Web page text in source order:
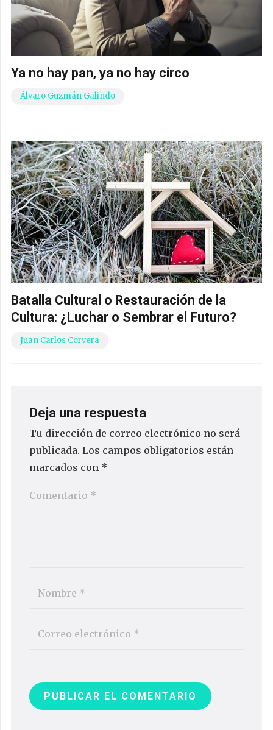
Ya no hay pan, ya no hay circo
Álvaro Guzmán Galindo
Batalla Cultural o Restauración de la
Cultura: ¿Luchar o Sembrar el Futuro?
Juan Carlos Corvera
Deja una respuesta
Tu dirección de correo electrónico no será
publicada. Los campos obligatorios están
marcados con *
PUBLICAR EL COMENTARIO